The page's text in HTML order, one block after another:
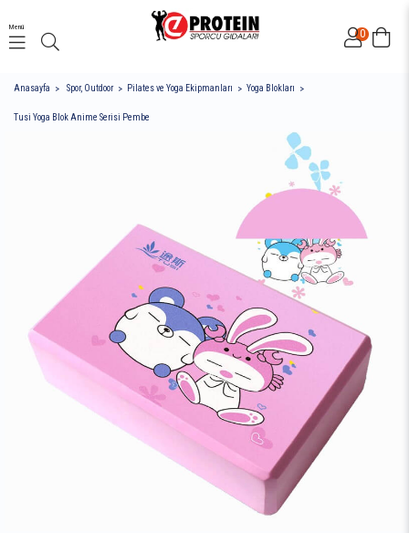
0
Menü
Anasayfa Spor, Outdoor Pilates ve Yoga Ekipmanları Yoga Blokları
Tusi Yoga Blok Anime Serisi Pembe